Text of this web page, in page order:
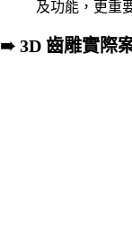
及功能，更重
➠ 3D 齒雕實際